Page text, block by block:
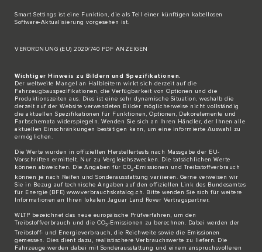
Smart Settings ist eine Funktion, die als Teil einer künftigen kabellosen
Software-Aktualisierung vorgesehen ist.
VERORDNUNG (EU) 2020/740 PDF ANZEIGEN
Wichtiger Hinweis zu Bildern und Spezifikationen.
Der weltweite Mangel an Halbleitern wirkt sich derzeit auf die
Fahrzeugbauspezifikationen, die Verfügbarkeit von Optionen und die
Produktionszeiten aus. Dies ist eine sehr dynamische Situation, weshalb die
derzeit auf der Website verwendeten Bilder möglicherweise nicht vollständig
die aktuellen Spezifikationen für Funktionen, Optionen, Dekorelemente und
Farbschemata widerspiegeln. Wenden Sie sich an Ihren Händler, der Ihnen alle
aktuellen Einschränkungen bestätigen kann, um eine informierte Auswahl zu
ermöglichen.
Die Werte wurden in offiziellen Herstellertests nach Massgabe der EU-
Vorschriften ermittelt. Nur zu Vergleichszwecken. Die tatsächlichen Werte
können abweichen. Die Angaben für CO2-Emissionen und Treibstoffverbrauch
können je nach Reifen und Sonderausstattung variieren. Gerne verweisen wir
Sie in Bezug auf technische Angaben auf den offiziellen Link des Bundesamtes
für Energie (BFE) www.verbrauchskatalog.ch. Bitte wenden Sie sich für weitere
Informationen an Ihren lokalen Jaguar Land Rover Vertragspartner.
WLTP bezeichnet das neue europäische Prüfverfahren, um den
Treibstoffverbrauch und die CO2-Emissionen zu berechnen. Dabei werden der
Treibstoff- und Energieverbrauch, die Reichweite sowie die Emissionen
gemessen. Dies dient dazu, realistischere Verbrauchswerte zu liefern. Die
Fahrzeuge werden dabei mit Sonderausstattung und einem anspruchsvolleren